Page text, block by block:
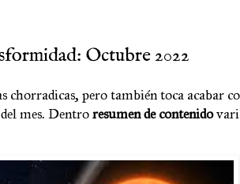
Octubre 2022
chorradicas, pero también toca acabar
mes. Dentroresumen de contenido